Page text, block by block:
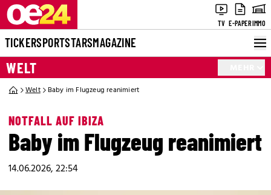
TV E-PAPERIMMO
TICKERSPORTSTARSMAGAZINE
WELT
Welt Baby im Flugzeug reanimiert
NOTFALL AUF IBIZA
Baby im Flugzeug reanimiert
14.06.2026, 22:54